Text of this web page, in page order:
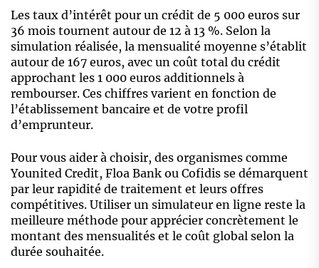
Les taux d’intérêt pour un crédit de 5 000 euros sur
36 mois tournent autour de 12 à 13 %. Selon la
simulation réalisée, la mensualité moyenne s’établit
autour de 167 euros, avec un coût total du crédit
approchant les 1 000 euros additionnels à
rembourser. Ces chiffres varient en fonction de
l’établissement bancaire et de votre profil
d’emprunteur.
Pour vous aider à choisir, des organismes comme
Younited Credit, Floa Bank ou Cofidis se démarquent
par leur rapidité de traitement et leurs offres
compétitives. Utiliser un simulateur en ligne reste la
meilleure méthode pour apprécier concrètement le
montant des mensualités et le coût global selon la
durée souhaitée.